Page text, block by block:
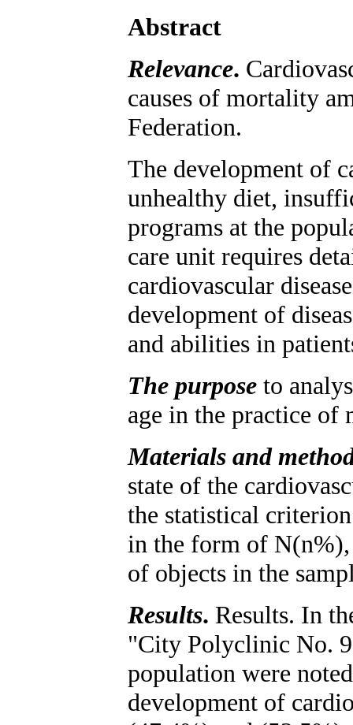
Abstract
Relevance.
causes of mortality
Federation.
The development of
unhealthy diet,
programs at the
care unit requires
cardiovascular
development of
and abilities in
The purpose to
age in the practice of
Materials and
state of the
the statistical
in the form of N(n%),
of objects in the
Results. Results. In
"City Polyclinic No.
population were
development of